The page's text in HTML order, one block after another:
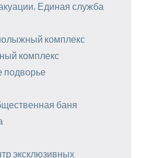
Единая служба
комплекс
комплекс
подворье
баня
эксклюзивных